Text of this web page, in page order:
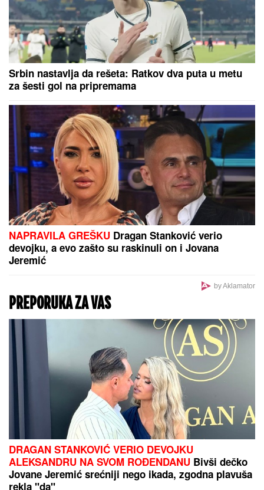
LJUBAV NA MORU!Sara Jo i Bjelin sin se baškare
kao nikad: SKRIVENA UVALA, tajne staze, u kadar
upala i jahta - evo u kakvom izdanju je pevačica
slikala Alekseja (FOTO)
MOLOTOVLJEV KOKTEL BAČEN NA
POZNATI HOTEL
Beogradu: Buknula velika vatra,
radnik sprečio katastrofu